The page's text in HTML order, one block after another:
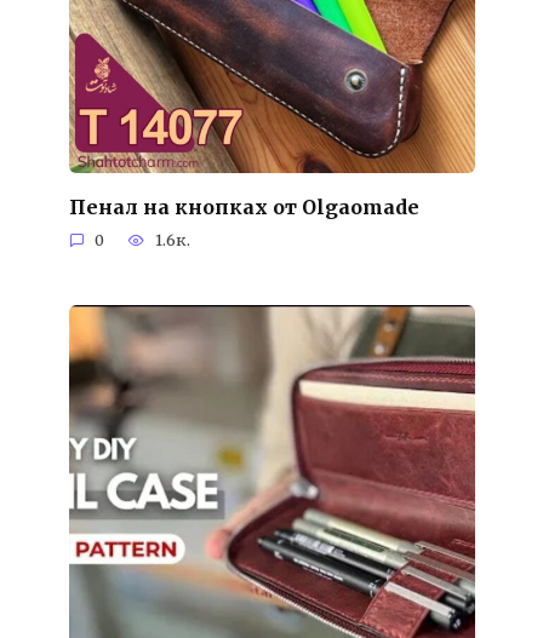
Пенал на кнопках от Olgaomade
0 1.6к.